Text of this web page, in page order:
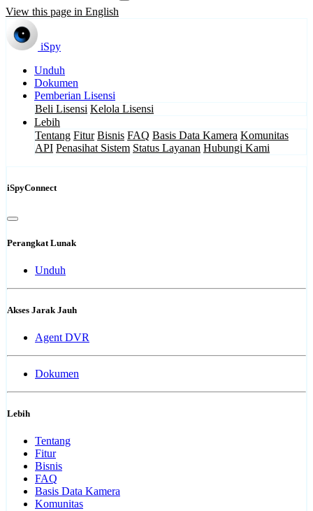
View this page in English
iSpy
Unduh
Dokumen
Pemberian Lisensi
Beli Lisensi Kelola Lisensi
Lebih
Tentang Fitur Bisnis FAQ Basis Data Kamera Komunitas
API Penasihat Sistem Status Layanan Hubungi Kami
iSpyConnect
Perangkat Lunak
Unduh
Akses Jarak Jauh
Agent DVR
Dokumen
Lebih
Tentang
Fitur
Bisnis
FAQ
Basis Data Kamera
Komunitas